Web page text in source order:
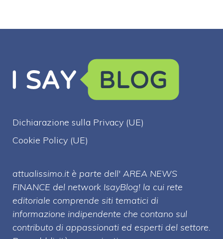
Dichiarazione sulla Privacy (UE)
Cookie Policy (UE)
attualissimo.it è parte dell' AREA NEWS
FINANCE del network IsayBlog! la cui rete
editoriale comprende siti tematici di
informazione indipendente che contano sul
contributo di appassionati ed esperti del settore.